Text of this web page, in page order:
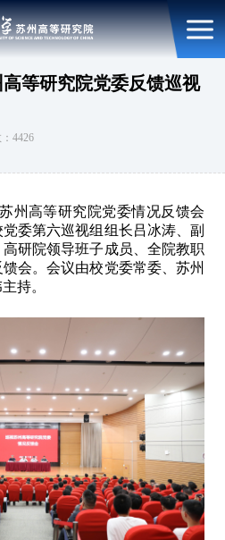
等研究院党委反馈巡视
4426